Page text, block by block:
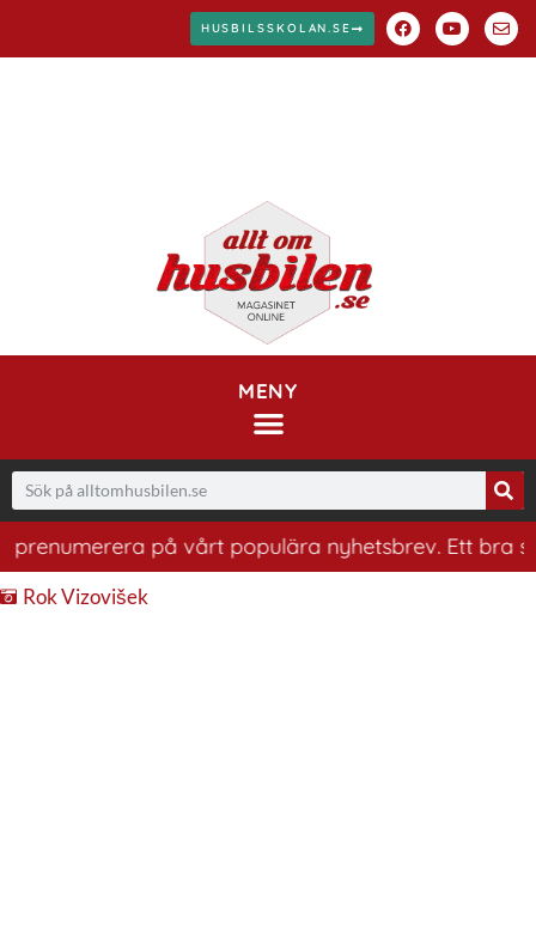
HUSBILSSKOLAN.SE
MENY
på vårt populära nyhetsbrev. Ett bra sätt
Rok Vizovišek